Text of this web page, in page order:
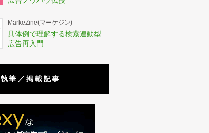
MarkeZine(マーケジン)
具体例で理解する検索連動型
広告再入門
執筆／掲載記事